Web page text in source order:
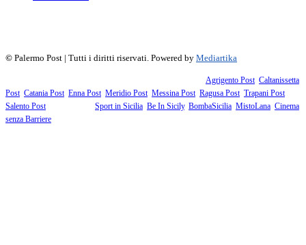
© Palermo Post | Tutti i diritti riservati. Powered by Mediartika
Agrigento Post, Caltanissetta
Post, Catania Post, Enna Post, Meridio Post, Messina Post, Ragusa Post, Trapani Post,
Salento Post. I siti tematici: Sport in Sicilia Be In Sicily, BombaSicilia MistoLana Cinema
senza Barriere